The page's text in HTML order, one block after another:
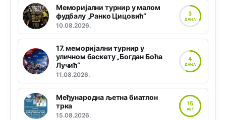
Меморијални турнир у малом
фудбалу „Ранко Цицовић“
10.08.2026.
3
ДАНА
17. меморијални турнир у
уличном баскету „Богдан Боћа
Лучић“
11.08.2026.
4
ДАНА
Међународна љетна биатлон
трка
15.08.2026.
15
АВГ